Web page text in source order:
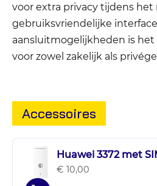
voor extra privacy tijdens het
gebruiksvriendelijke
aansluitmogelijkheden is het
voor zowel zakelijk als
Accessoires
Huawei 3372 met
€ 10,00